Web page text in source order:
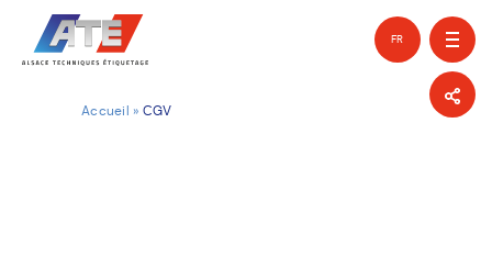
FR
Accueil » CGV